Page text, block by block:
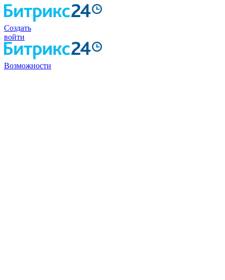
Создать
войти
Возможности